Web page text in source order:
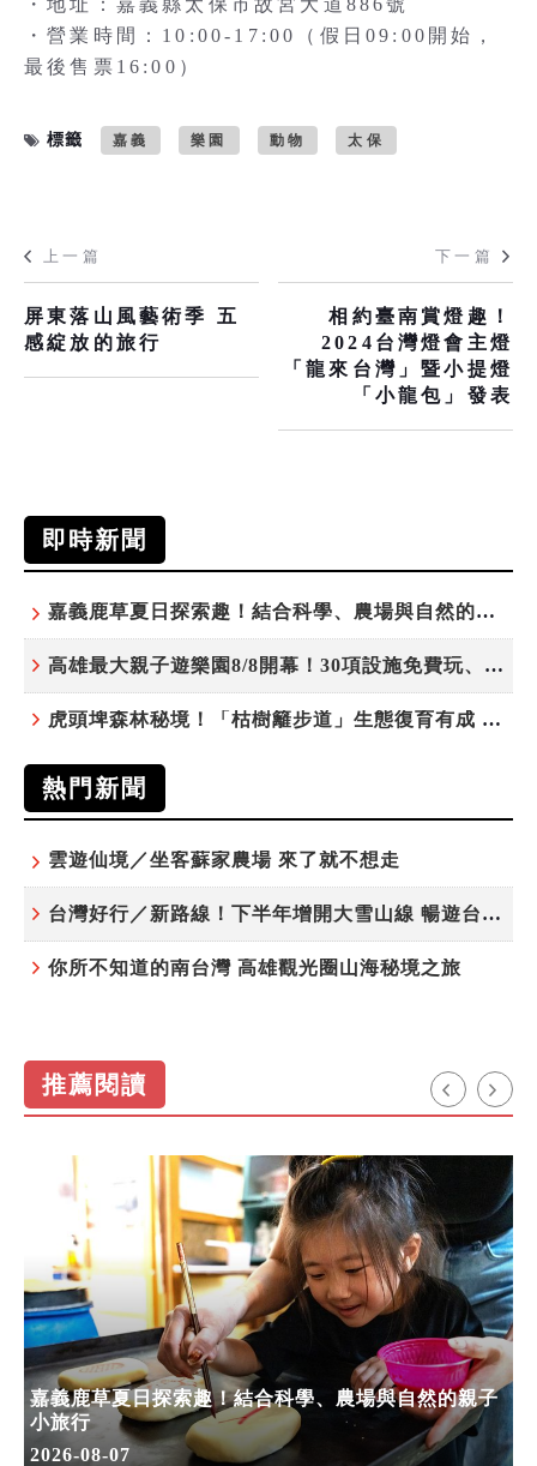
・地址：嘉義縣太保市故宮大道886號
・營業時間：10:00-17:00（假日09:00開始，
最後售票16:00）
標籤 嘉義 樂園 動物 太保
上一篇
屏東落山風藝術季 五
感綻放的旅行
下一篇
相約臺南賞燈趣！
2024台灣燈會主燈
「龍來台灣」暨小提燈
「小龍包」發表
即時新聞
嘉義鹿草夏日探索趣！結合科學、農場與自然的親子小旅行
高雄最大親子遊樂園8/8開幕！30項設施免費玩、YOYO家族嗨翻暑假
虎頭埤森林秘境！「枯樹籬步道」生態復育有成 走進大自然生命教室
熱門新聞
雲遊仙境／坐客蘇家農場 來了就不想走
台灣好行／新路線！下半年增開大雪山線 暢遊台中更便利
你所不知道的南台灣 高雄觀光圈山海秘境之旅
推薦閱讀
嘉義鹿草夏日探索趣！結合科學、農場與自然的親子
小旅行
2026-08-07